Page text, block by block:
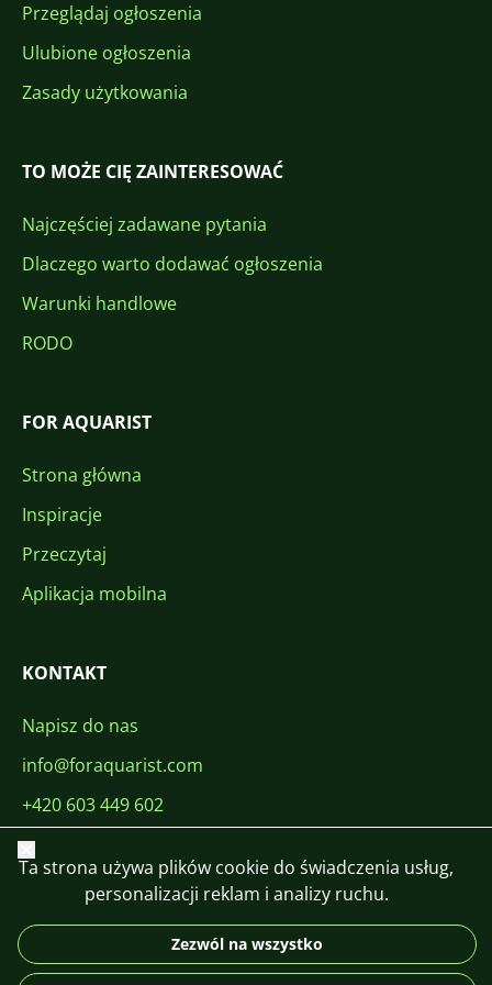
Przeglądaj ogłoszenia
Ulubione ogłoszenia
Zasady użytkowania
TO MOŻE CIĘ ZAINTERESOWAĆ
Najczęściej zadawane pytania
Dlaczego warto dodawać ogłoszenia
Warunki handlowe
RODO
FOR AQUARIST
Strona główna
Inspiracje
Przeczytaj
Aplikacja mobilna
KONTAKT
Napisz do nas
info@foraquarist.com
+420 603 449 602
CS SK EN PL DE
Zamknij
Ta strona używa plików cookie do świadczenia usług,
personalizacji reklam i analizy ruchu.
Zezwól na wszystko